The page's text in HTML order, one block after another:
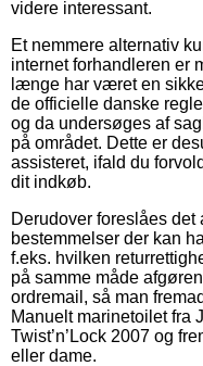
videre interessant.
Et nemmere alternativ
internet forhandleren er
længe har været en
de officielle danske
og da undersøges af
på området. Dette er
assisteret, ifald du
dit indkøb.
Derudover foreslåes det
bestemmelser der kan
f.eks. hvilken
på samme måde
ordremail, så man
Manuelt marinetoilet fra
Twist’n’Lock 2007 og
eller dame.